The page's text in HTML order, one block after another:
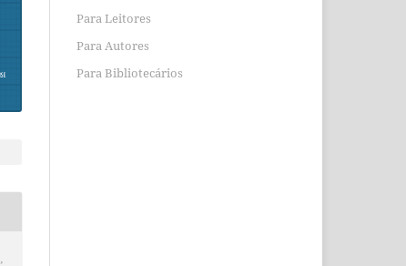
Para Leitores
Para Autores
Para Bibliotecários